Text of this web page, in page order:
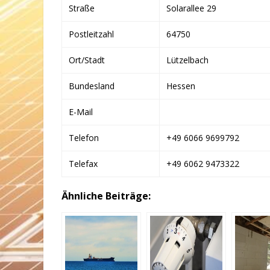
Straße Solarallee 29
Postleitzahl 64750
Ort/Stadt Lützelbach
Bundesland Hessen
E-Mail
Telefon +49 6066 9699792
Telefax +49 6062 9473322
Ähnliche Beiträge: